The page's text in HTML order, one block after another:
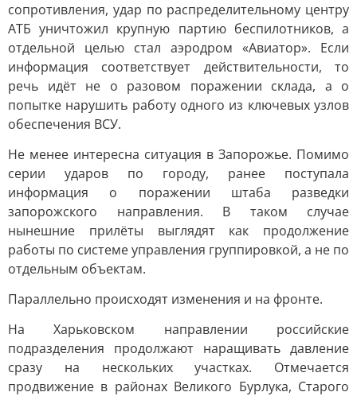
сопротивления, удар по распределительному центру
АТБ уничтожил крупную партию беспилотников, а
отдельной целью стал аэродром «Авиатор». Если
информация соответствует действительности, то
речь идёт не о разовом поражении склада, а о
попытке нарушить работу одного из ключевых узлов
обеспечения ВСУ.
Не менее интересна ситуация в Запорожье. Помимо
серии ударов по городу, ранее поступала
информация о поражении штаба разведки
запорожского направления. В таком случае
нынешние прилёты выглядят как продолжение
работы по системе управления группировкой, а не по
отдельным объектам.
Параллельно происходят изменения и на фронте.
На Харьковском направлении российские
подразделения продолжают наращивать давление
сразу на нескольких участках. Отмечается
продвижение в районах Великого Бурлука, Старого